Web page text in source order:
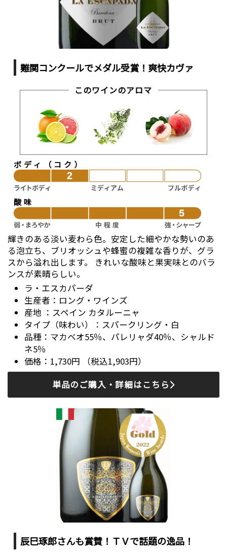
難関コンクールでメダル受賞！爽快カヴァ
このワインのアロマ
ボディ（コク）
酸味
輝きのある淡い麦わら色。安定した細やかな勢いのあ
る泡立ち、ブリオッシュや蜂蜜の複雑な香りが、グラ
スから溢れ出します。 きれいな酸味と果実味とのバラ
ンスが素晴らしい。
ラ・エスカパーダ
ロング・ワインズ
スペイン カタルーニャ
スパークリング・白
マカベオ55％、パレリャダ40％、シャルド
ネ5％
1,730円 （税込1,903円）
単品のご購入・詳細はこちら
辰巳琢郎さんも賞賛！ＴＶで話題の逸品！